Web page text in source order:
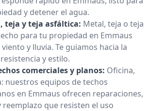
y detener el agua.
teja y teja asfáltica: Metal, teja o teja
para tu propiedad en Emmaus
y lluvia. Te guiamos hacia la
y estilo.
comerciales y planos: Oficina,
nuestros equipos de techos
en Emmaus ofrecen reparaciones,
que resisten el uso